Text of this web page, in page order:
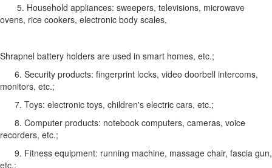
5. Household appliances: sweepers, televisions, microwave
ovens, rice cookers, electronic body scales,
Shrapnel battery holders are used in smart homes, etc.;
6. Security products: fingerprint locks, video doorbell intercoms,
monitors, etc.;
7. Toys: electronic toys, children's electric cars, etc.;
8. Computer products: notebook computers, cameras, voice
recorders, etc.;
9. Fitness equipment: running machine, massage chair, fascia gun,
etc.;